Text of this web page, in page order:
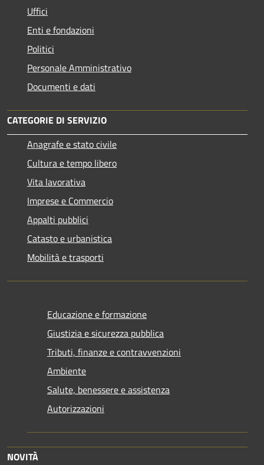
Uffici
Enti e fondazioni
Politici
Personale Amministrativo
Documenti e dati
CATEGORIE DI SERVIZIO
Anagrafe e stato civile
Cultura e tempo libero
Vita lavorativa
Imprese e Commercio
Appalti pubblici
Catasto e urbanistica
Mobilità e trasporti
Educazione e formazione
Giustizia e sicurezza pubblica
Tributi, finanze e contravvenzioni
Ambiente
Salute, benessere e assistenza
Autorizzazioni
NOVITÀ